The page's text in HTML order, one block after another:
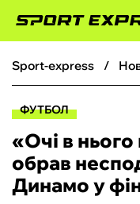
ФУТБОЛ
БОКС
sport-express
ФУТБОЛ
«Очі в
обрав
Динамо у